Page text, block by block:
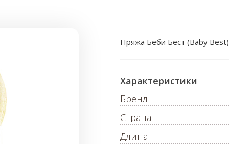
Пряжа Беби Бест (Baby Best)
Характеристики
Бренд
Страна
Длина